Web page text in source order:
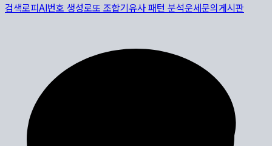
검색로피AI번호 생성로또 조합기 유사 패턴 분석운세 문의게시판